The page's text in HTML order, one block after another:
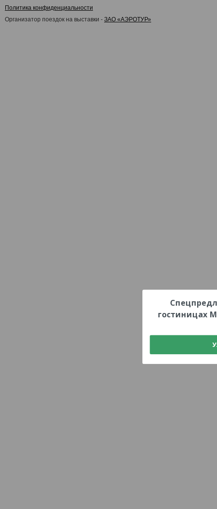
Политика конфиденциальности
Организатор поездок на выставки - ЗАО «АЭРОТУР»
гостиницах